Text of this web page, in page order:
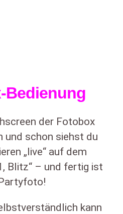
Bedienung
der Fotobox
und schon siehst du
„live“ auf dem
Blitz“ – und fertig ist
kann